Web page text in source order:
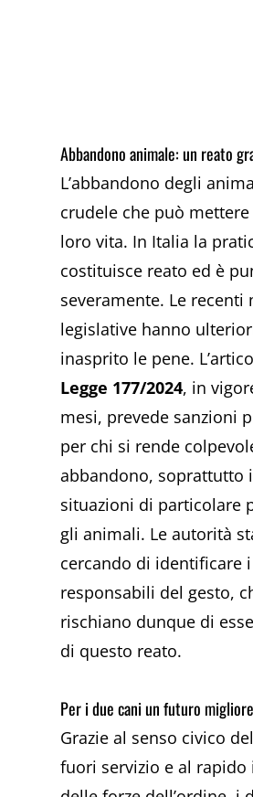
Abbandono animale: un reato
L’abbandono degli
crudele che può
loro vita. In Italia la
costituisce reato ed è
severamente. Le recenti
legislative hanno
inasprito le pene.
Legge 177/2024, in
mesi, prevede sanzioni
per chi si rende
abbandono, soprattutto
situazioni di particolare
gli animali. Le autorità
cercando di identificare i
responsabili del gesto,
rischiano dunque di
di questo reato.
Per i due cani un futuro migliore
Grazie al senso civico
fuori servizio e al rapido